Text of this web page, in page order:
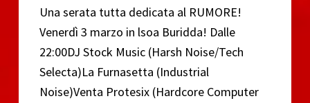
Una serata tutta dedicata al RUMORE!
Venerdì 3 marzo in lsoa Buridda! Dalle
22:00DJ Stock Music (Harsh Noise/Tech
Selecta)La Furnasetta (Industrial
Noise)Venta Protesix (Hardcore Computer